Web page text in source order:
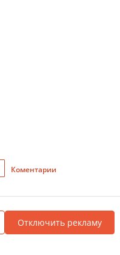
Коментарии
Отключить рекламу